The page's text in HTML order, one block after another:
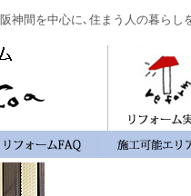
神間を中心に､住まう人の暮ら